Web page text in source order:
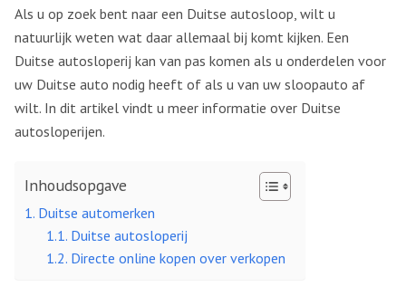
Als u op zoek bent naar een Duitse autosloop, wilt u
natuurlijk weten wat daar allemaal bij komt kijken. Een
Duitse autosloperij kan van pas komen als u onderdelen voor
uw Duitse auto nodig heeft of als u van uw sloopauto af
wilt. In dit artikel vindt u meer informatie over Duitse
autosloperijen.
Inhoudsopgave
Duitse automerken
Duitse autosloperij
Directe online kopen over verkopen